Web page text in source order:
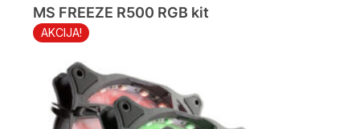
20.00 KM.
14.00 KM.
AKCIJA!
MS FREEZE R500 RGB kit